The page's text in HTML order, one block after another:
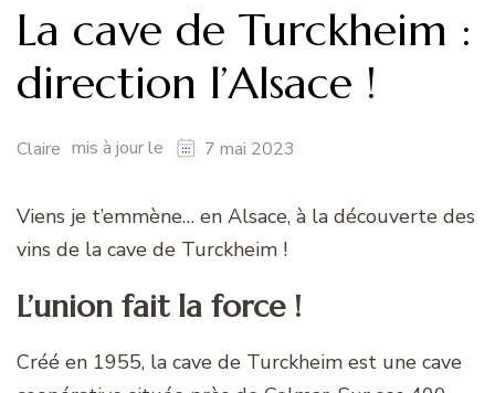
La cave de Turckheim :
direction l’Alsace !
Claire mis à jour le 7 mai 2023
Viens je t’emmène… en Alsace, à la découverte des
vins de la cave de Turckheim !
L’union fait la force !
Créé en 1955, la cave de Turckheim est une cave